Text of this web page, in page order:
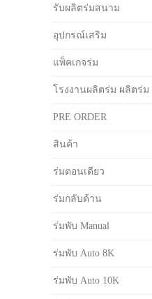
รับผลิตร่มสนาม
อุปกรณ์เสริม
แพ็คเกจร่ม
โรงงานผลิตร่ม ผลิตร่
PRE ORDER
สินค้า
ร่มตอนเดียว
ร่มกลับด้าน
ร่มพับ Manual
ร่มพับ Auto 8K
ร่มพับ Auto 10K